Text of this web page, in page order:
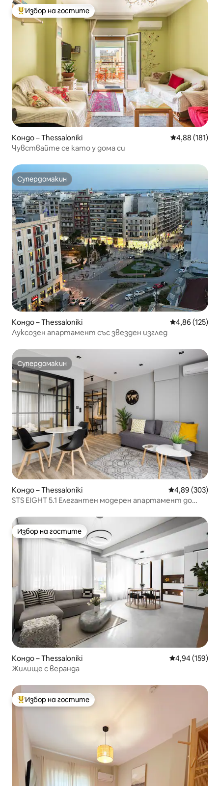
Най-популярен избор на гостите
Избор на гостите
Кондо – Thessaloniki Средна
4,88 (181)
Чувствайте се като у дома си
Супердомакин
Супердомакин
Кондо – Thessaloniki Средна
4,86 (125)
Луксозен апартамент със звезден изглед
Супердомакин
Супердомакин
Кондо – Thessaloniki Средна
4,89 (303)
STS EIGHT 5.1 Елегантен модерен апартамент до
Избор на гостите
Избор на гостите
Кондо – Thessaloniki Средна
4,94 (159)
Жилище с веранда
Най-популярен избор на гостите
Избор на гостите